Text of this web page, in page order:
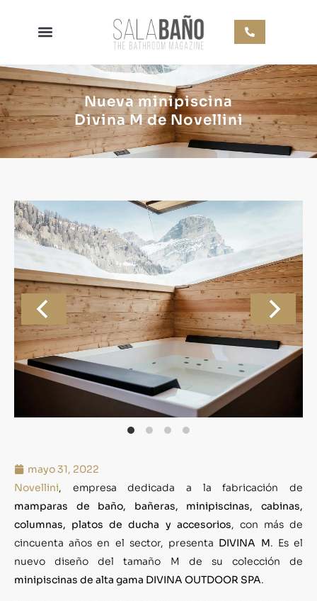
Nueva minipiscina
Divina M de Novellini
mayo 31, 2022
Novellini, empresa dedicada a la fabricación de
mamparas de baño, bañeras, minipiscinas, cabinas,
columnas, platos de ducha y accesorios, con más de
cincuenta años en el sector, presenta DIVINA M. Es el
nuevo diseño del tamaño M de su colección de
minipiscinas de alta gama DIVINA OUTDOOR SPA.